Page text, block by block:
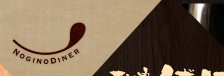
ノギノエ・ノギノダイナーの
公式サイト
鹿児島でのお食事ならノギノダイナ
ー、居酒屋ノギノエ